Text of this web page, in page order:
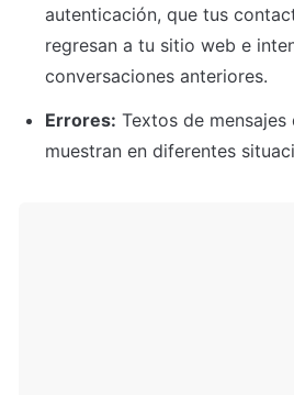
autenticación, que tus
regresan a tu sitio web e
conversaciones anteriores.
Errores: Textos de
muestran en diferentes